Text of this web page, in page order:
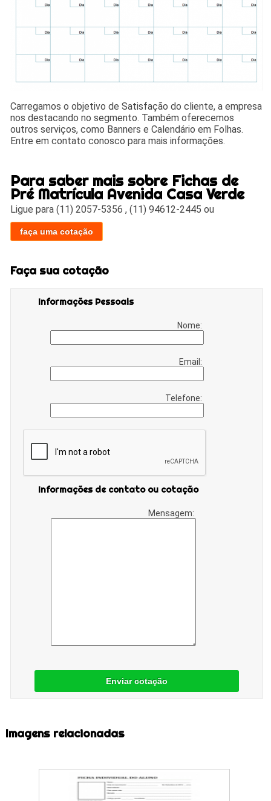
Carregamos o objetivo de Satisfação do cliente, a empresa
nos destacando no segmento. Também oferecemos
outros serviços, como Banners e Calendário em Folhas.
Entre em contato conosco para mais informações.
Para saber mais sobre Fichas de
Pré Matrícula Avenida Casa Verde
Ligue para(11) 2057-5356 ,(11) 94612-2445 ou
faça uma cotação
Faça sua cotação
Informações Pessoais
Nome:
Email:
Telefone:
Informações de contato ou cotação
Mensagem:
Enviar cotação
Imagens relacionadas